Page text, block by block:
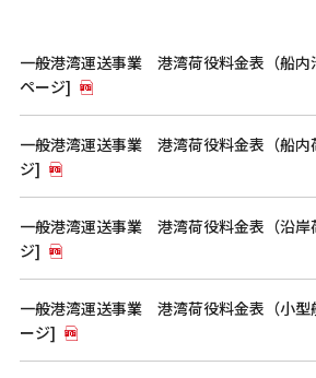
一般港湾運送事業 港湾荷役料金表（船
ページ]
一般港湾運送事業 港湾荷役料金表（船
ジ]
一般港湾運送事業 港湾荷役料金表（沿
ジ]
一般港湾運送事業 港湾荷役料金表（小
ージ]